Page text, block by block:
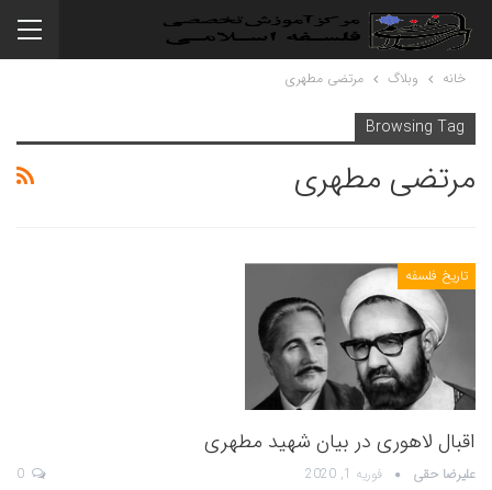
خانه وبلاگ مرتضی مطهری
Browsing Tag
مرتضی مطهری
تاریخ فلسفه
اقبال لاهوری در بیان شهید مطهری
علیرضا حقی فوریه 1, 2020